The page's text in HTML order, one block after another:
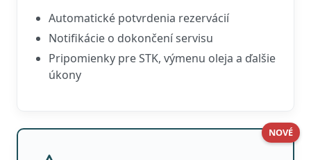
Automatické potvrdenia rezervácií
Notifikácie o dokončení servisu
Pripomienky pre STK, výmenu oleja a ďalšie
úkony
NOVÉ